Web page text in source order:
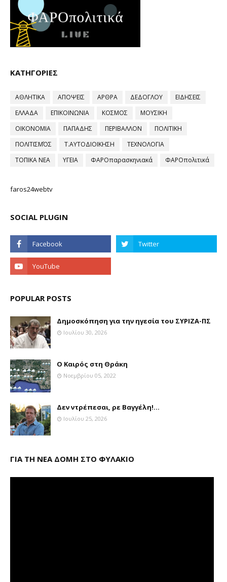
ΚΑΤΗΓΟΡΙΕΣ
ΑΘΛΗΤΙΚΑ ΑΠΟΨΕΙΣ ΑΡΘΡΑ ΔΕΔΟΓΛΟΥ
ΕΙΔΗΣΕΙΣ
ΕΛΛΑΔΑ
ΕΠΙΚΟΙΝΩΝΙΑ ΚΟΣΜΟΣ
ΜΟΥΣΙΚΗ
ΟΙΚΟΝΟΜΙΑ
ΠΑΠΑΔΗΣ ΠΕΡΙΒΑΛΛΟΝ
ΠΟΛΙΤΙΚΗ
ΠΟΛΙΤΙΣΜΌΣ
Τ.ΑΥΤΟΔΙΟΙΚΗΣΗ
ΤΕΧΝΟΛΟΓΙΑ
ΤΟΠΙΚΑ ΝΕΑ
ΥΓΕΙΑ ΦΑΡΟπαρασκηνιακά ΦΑΡΟπολιτικά
faros24webtv
SOCIAL PLUGIN
POPULAR POSTS
Δημοσκόπηση για την ηγεσία του ΣΥΡΙΖΑ-ΠΣ
Ιουλίου 30, 2026
Ο Καιρός στη Θράκη
Νοεμβρίου 05, 2022
Δεν ντρέπεσαι, ρε Βαγγέλη!...
Ιουλίου 25, 2026
ΓΙΑ ΤΗ ΝΕΑ ΔΟΜΗ ΣΤΟ ΦΥΛΑΚΙΟ